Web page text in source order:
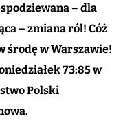
– dla
– zmiana ról! Cóż
środę w Warszawie!
73:85 w
Polski